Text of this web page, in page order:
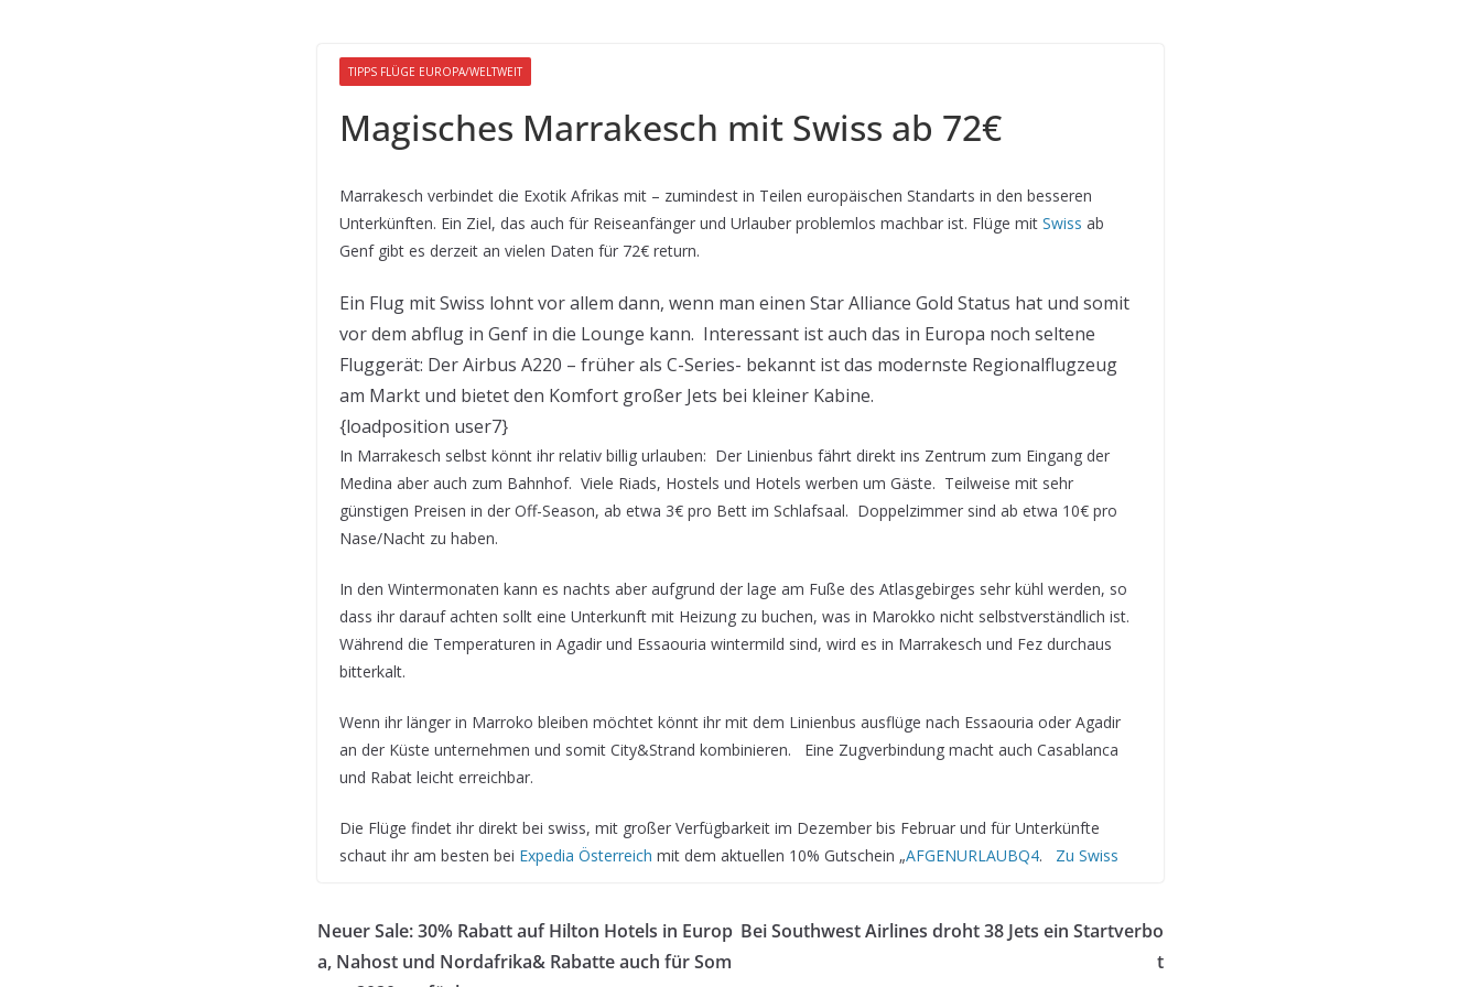
TIPPS FLÜGE EUROPA/WELTWEIT
Magisches Marrakesch mit Swiss ab 72€
Marrakesch verbindet die Exotik Afrikas mit – zumindest in Teilen europäischen Standarts in den besseren
Unterkünften. Ein Ziel, das auch für Reiseanfänger und Urlauber problemlos machbar ist. Flüge mit Swiss ab
Genf gibt es derzeit an vielen Daten für 72€ return.
Ein Flug mit Swiss lohnt vor allem dann, wenn man einen Star Alliance Gold Status hat und somit
vor dem abflug in Genf in die Lounge kann. Interessant ist auch das in Europa noch seltene
Fluggerät: Der Airbus A220 – früher als C-Series- bekannt ist das modernste Regionalflugzeug
am Markt und bietet den Komfort großer Jets bei kleiner Kabine.
{loadposition user7}
In Marrakesch selbst könnt ihr relativ billig urlauben: Der Linienbus fährt direkt ins Zentrum zum Eingang der
Medina aber auch zum Bahnhof. Viele Riads, Hostels und Hotels werben um Gäste. Teilweise mit sehr
günstigen Preisen in der Off-Season, ab etwa 3€ pro Bett im Schlafsaal. Doppelzimmer sind ab etwa 10€ pro
Nase/Nacht zu haben.
In den Wintermonaten kann es nachts aber aufgrund der lage am Fuße des Atlasgebirges sehr kühl werden, so
dass ihr darauf achten sollt eine Unterkunft mit Heizung zu buchen, was in Marokko nicht selbstverständlich ist.
Während die Temperaturen in Agadir und Essaouria wintermild sind, wird es in Marrakesch und Fez durchaus
bitterkalt.
Wenn ihr länger in Marroko bleiben möchtet könnt ihr mit dem Linienbus ausflüge nach Essaouria oder Agadir
an der Küste unternehmen und somit City&Strand kombinieren. Eine Zugverbindung macht auch Casablanca
und Rabat leicht erreichbar.
Die Flüge findet ihr direkt bei swiss, mit großer Verfügbarkeit im Dezember bis Februar und für Unterkünfte
schaut ihr am besten bei Expedia Österreich mit dem aktuellen 10% Gutschein „AFGENURLAUBQ4. Zu Swiss
Neuer Sale: 30% Rabatt auf Hilton Hotels in Europ
a, Nahost und Nordafrika& Rabatte auch für Som
Bei Southwest Airlines droht 38 Jets ein Startverbo
t